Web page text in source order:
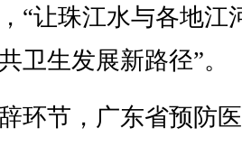
“让珠江水与各地江
卫生发展新路径”。
节，广东省预防